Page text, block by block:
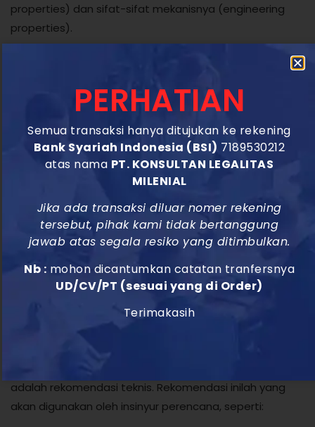
properties) dan sifat-sifat mekanisnya (engineering
properties).
Tes kadar air, berat volume, dan batas-batas
Atterberg (batas cair, batas plastis).
Tes kuat geser (triaxial test) untuk menentukan
kekuatan tanah menahan beban.
Tes konsolidasi untuk memprediksi seberapa
besar tanah akan mampat atau turun jika diberi
beban.
4. Laporan dan Rekomendasi
Geoteknik
Semua data mentah dari lapangan (bor, sondir, SPT)
ahli geoteknik. Inilah produk akhir dari pekerjaan SP001.
adalah rekomendasi teknis. Rekomendasi inilah yang
akan digunakan oleh insinyur perencana, seperti:
PERHATIAN
Semua transaksi hanya ditujukan ke rekening
Bank Syariah Indonesia (BSI) 7189530212
atas nama PT. KONSULTAN LEGALITAS
MILENIAL
Jika ada transaksi diluar nomer rekening
tersebut, pihak kami tidak bertanggung
jawab atas segala resiko yang ditimbulkan.
Nb : mohon dicantumkan catatan tranfersnya
UD/CV/PT (sesuai yang di Order)
Terimakasih